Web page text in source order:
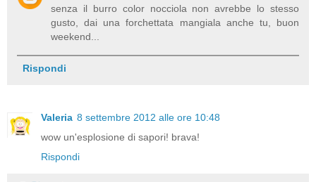
senza il burro color nocciola non avrebbe lo stesso
gusto, dai una forchettata mangiala anche tu, buon
weekend...
Rispondi
Valeria 8 settembre 2012 alle ore 10:48
wow un'esplosione di sapori! brava!
Rispondi